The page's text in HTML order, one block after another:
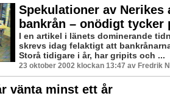
Spekulationer av Nerikes
bankrån – onödigt tycker
I en artikel i länets dominerande
skrevs idag felaktigt att
Storå tidigare i år, har gripits och ...
23 oktober 2002 klockan 13:47 av Fredrik
vänta minst ett år